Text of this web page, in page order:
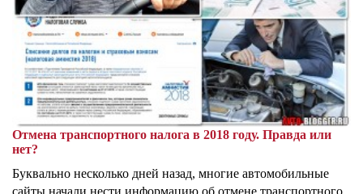
Отмена транспортного налога в 2018 году. Правда или
нет?
Буквально несколько дней назад, многие автомобильные